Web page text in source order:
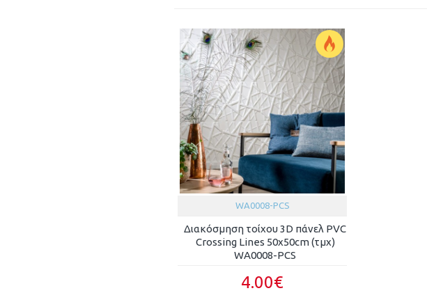
WA0008-PCS
Διακόσμηση τοίχου 3D πάνελ PVC
Crossing Lines 50x50cm (τμχ)
WA0008-PCS
4.00€